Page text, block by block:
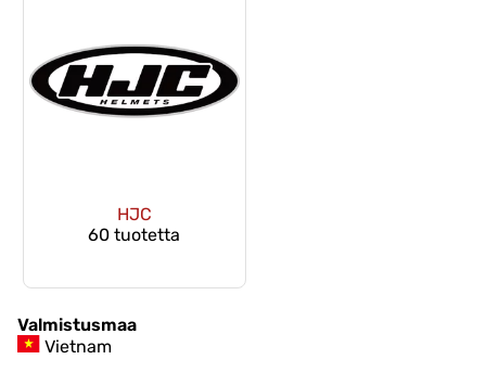
HJC
60 tuotetta
Valmistusmaa
Vietnam